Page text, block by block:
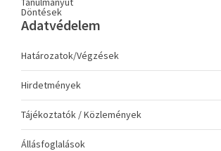
Döntések
Adatvédelem
Határozatok/Végzések
Hirdetmények
Tájékoztatók / Közlemények
Állásfoglalások